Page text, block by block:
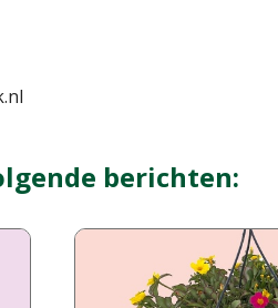
berichten: